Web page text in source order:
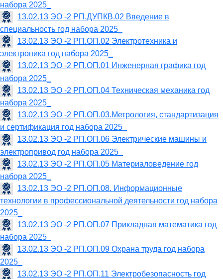
набора 2025_
13.02.13 ЭО -2 РП.ДУПКВ.02 Введение в
специальность год набора 2025_
13.02.13 ЭО -2 РП.ОП.02 Электротехника и
электроника год набора 2025_
13.02.13 ЭО -2 РП.ОП.01 Инженерная графика год
набора 2025_
13.02.13 ЭО -2 РП.ОП.04 Техническая механика год
набора 2025_
13.02.13 ЭО -2 РП.ОП.03.Метрология, стандартизация
и сертификация год набора 2025_
13.02.13 ЭО -2 РП.ОП.06 Электрические машины и
электропривод год набора 2025_
13.02.13 ЭО -2 РП.ОП.05 Материаловедение год
набора 2025_
13.02.13 ЭО -2 РП.ОП.08. Информационные
технологии в профессиональной деятельности год набора
2025_
13.02.13 ЭО -2 РП.ОП.07 Прикладная математика год
набора 2025_
13.02.13 ЭО -2 РП.ОП.09 Охрана труда год набора
2025_
13.02.13 ЭО -2 РП.ОП.11 Электробезопасность год